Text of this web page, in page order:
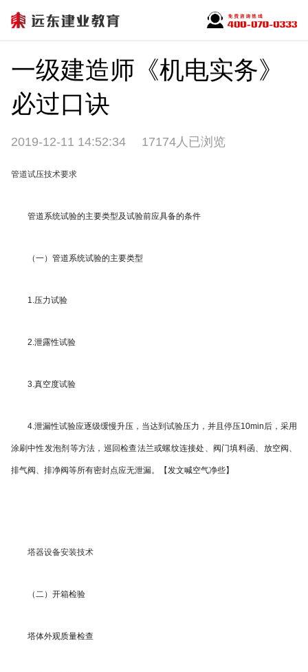
一级建造师《机电实务》
必过口诀
2019-12-11 14:52:34 17174人已浏览
管道试压技术要求
管道系统试验的主要类型及试验前应具备的条件
（一）管道系统试验的主要类型
1.压力试验
2.泄露性试验
3.真空度试验
4.泄漏性试验应逐级缓慢升压，当达到试验压力，并且停压10min后，采用
涂刷中性发泡剂等方法，巡回检查法兰或螺纹连接处、阀门填料函、放空阀、
排气阀、排净阀等所有密封点应无泄漏。【发文喊空气净些】
塔器设备安装技术
（二）开箱检验
塔体外观质量检查